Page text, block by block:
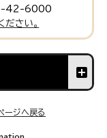
42-6000
さい。
ージへ戻る